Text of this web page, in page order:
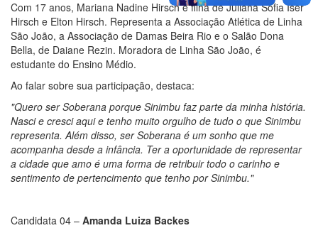
Com 17 anos, Mariana Nadine Hirsch é filha de Juliana Sofia Iser
Hirsch e Elton Hirsch. Representa a Associação Atlética de Linha
São João, a Associação de Damas Beira Rio e o Salão Dona
Bella, de Daiane Rezin. Moradora de Linha São João, é
estudante do Ensino Médio.
Ao falar sobre sua participação, destaca:
"Quero ser Soberana porque Sinimbu faz parte da minha história.
Nasci e cresci aqui e tenho muito orgulho de tudo o que Sinimbu
representa. Além disso, ser Soberana é um sonho que me
acompanha desde a infância. Ter a oportunidade de representar
a cidade que amo é uma forma de retribuir todo o carinho e
sentimento de pertencimento que tenho por Sinimbu."
Candidata 04 – Amanda Luiza Backes